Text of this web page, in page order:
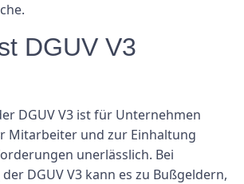
DGUV V3
DGUV V3 ist für Unternehmen
Mitarbeiter und zur Einhaltung
unerlässlich. Bei
DGUV V3 kann es zu Bußgeldern,